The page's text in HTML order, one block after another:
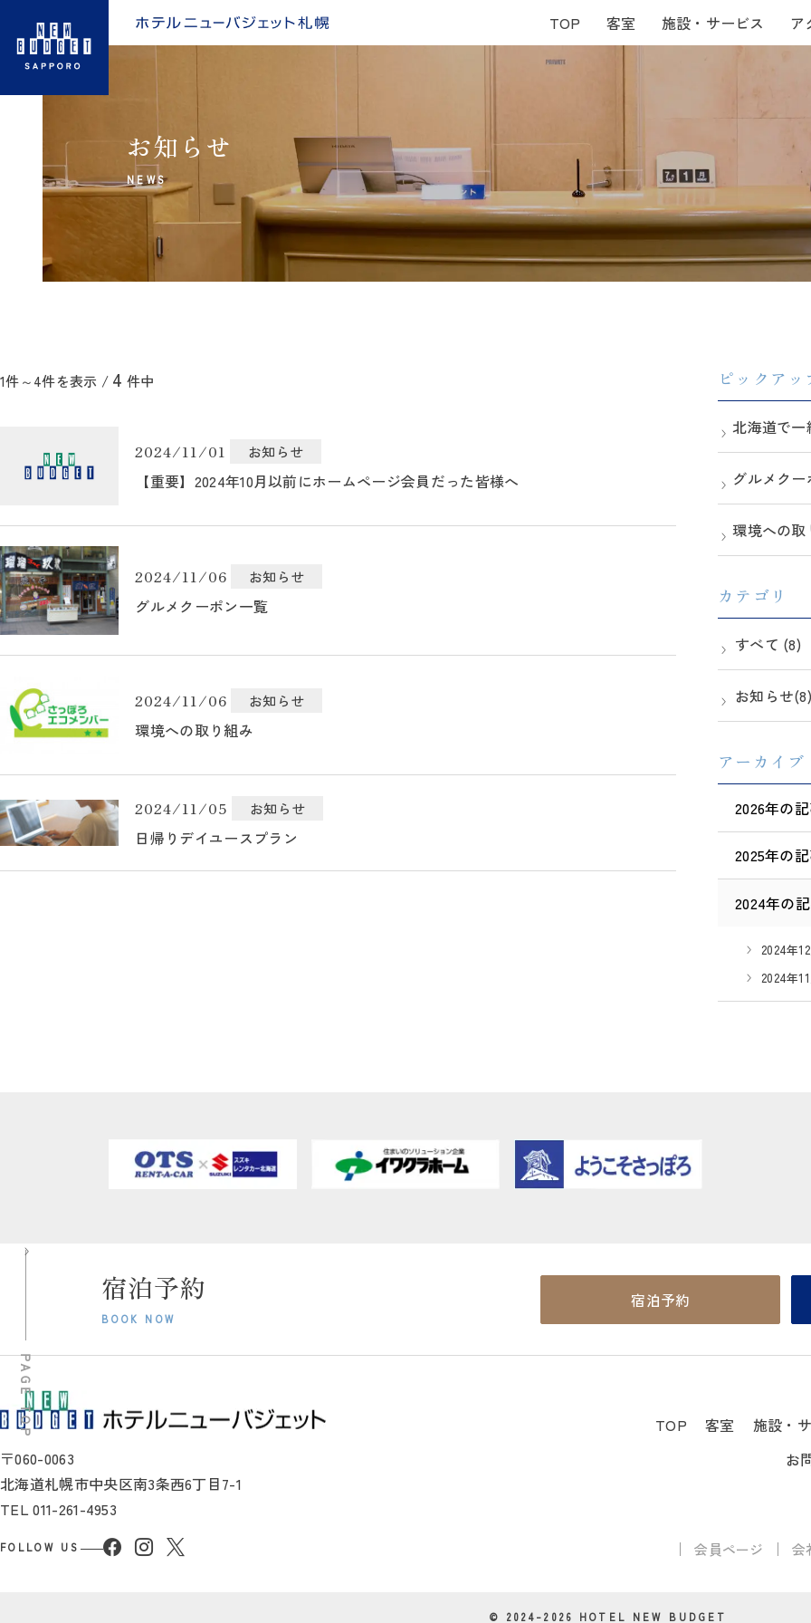
TOP 客室 施設・サービス ア
TOP 客室 施設・サービス ア
お知らせ
NEWS
1件～4件を表示 / 4 件中
2024/11/01 お知らせ
【重要】2024年10月以前にホームページ会員だった皆様へ
2024/11/06 お知らせ
グルメクーポン一覧
2024/11/06 お知らせ
環境への取り組み
2024/11/05 お知らせ
日帰りデイユースプラン
ピックアッ
北海道で一
グルメク
環境への取
カテゴリ
すべて (8)
お知らせ(8)
アーカイブ
2026年の
2025年の
2024年の
2024年
2024年
宿泊予約
BOOK NOW
宿泊予約
〒060-0063
北海道札幌市中央区南3条西6丁目7-1
TEL011-261-4953
FOLLOW US
TOP 客室 施設・
お
会員ページ 会
© 2024–2026 HOTEL NEW BUDGET
PAGE TOP